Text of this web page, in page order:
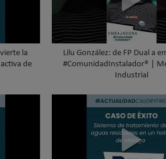
la
de
Lilu González: de FP Dual a
#ComunidadInstalador® |
Industrial